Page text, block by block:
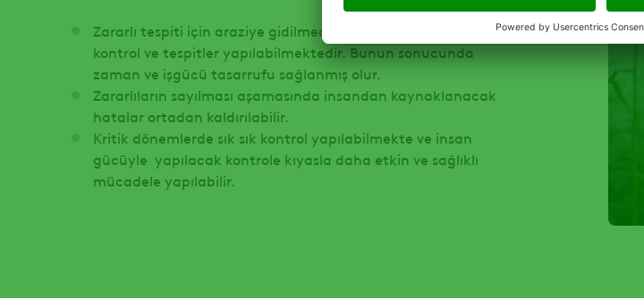
Zararlı tespiti için araziye gidilmeden uzaktan gerekli
kontrol ve tespitler yapılabilmektedir. Bunun sonucunda
zaman ve işgücü tasarrufu sağlanmış olur.
Zararlıların sayılması aşamasında insandan kaynaklanacak
hatalar ortadan kaldırılabilir.
Kritik dönemlerde sık sık kontrol yapılabilmekte ve insan
gücüyle yapılacak kontrole kıyasla daha etkin ve sağlıklı
mücadele yapılabilir.